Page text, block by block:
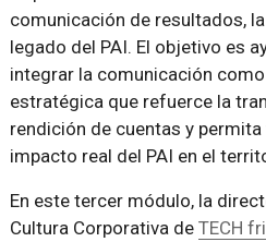
comunicación de resultados,
legado del PAI. El objetivo es
integrar la comunicación
estratégica que refuerce la
rendición de cuentas y
impacto real del PAI en el
En este tercer módulo, la
Cultura Corporativa de TECH